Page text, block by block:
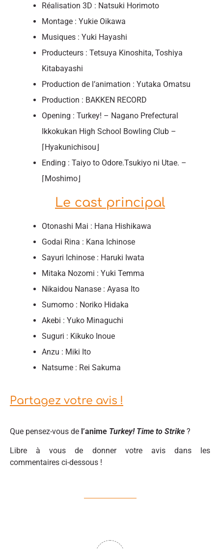
Réalisation 3D : Natsuki Horimoto
Montage : Yukie Oikawa
Musiques : Yuki Hayashi
Producteurs : Tetsuya Kinoshita, Toshiya
Kitabayashi
Production de l’animation : Yutaka Omatsu
Production : BAKKEN RECORD
Opening : Turkey! – Nagano Prefectural
Ikkokukan High School Bowling Club –
⌈Hyakunichisou⌋
Ending : Taiyo to Odore.Tsukiyo ni Utae. –
⌈Moshimo⌋
Le cast principal
Otonashi Mai : Hana Hishikawa
Godai Rina : Kana Ichinose
Sayuri Ichinose : Haruki Iwata
Mitaka Nozomi : Yuki Temma
Nikaidou Nanase : Ayasa Ito
Sumomo : Noriko Hidaka
Akebi : Yuko Minaguchi
Suguri : Kikuko Inoue
Anzu : Miki Ito
Natsume : Rei Sakuma
Partagez votre avis !
Que pensez-vous de l’anime Turkey! Time to Strike ?
Libre à vous de donner votre avis dans les
commentaires ci-dessous !